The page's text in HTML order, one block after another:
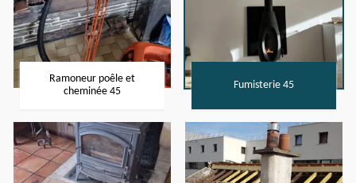
Ramoneur poêle et
cheminée 45
Fumisterie 45